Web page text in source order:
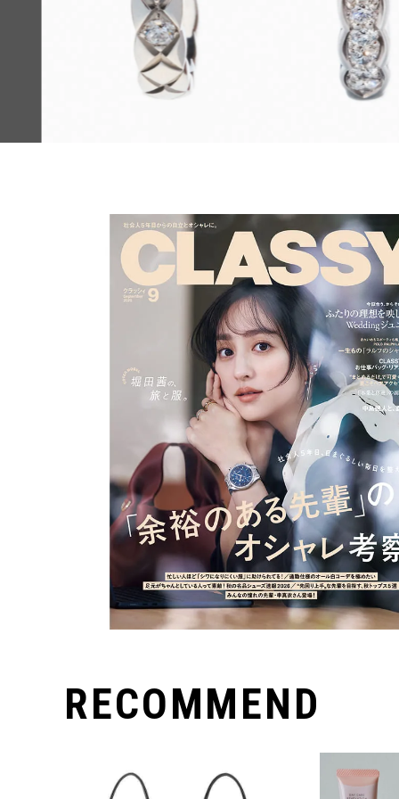
RECOMMEND